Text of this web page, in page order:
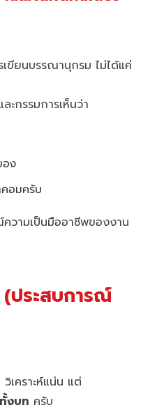
เขียนบรรณานุกรม ไม่ได้แค่
กรรมการเห็นว่า
อง
คอมครับ
ามเป็นมืออาชีพของงาน
ประสบการณ์
เคราะห์แน่น แต่
งบท ครับ